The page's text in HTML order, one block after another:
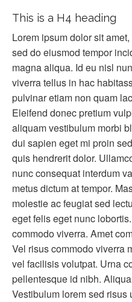
This is a H4 heading
Lorem ipsum dolor sit
sed do eiusmod tempor
magna aliqua. Id eu nisl
viverra tellus in hac
pulvinar etiam non quam
Eleifend donec pretium
aliquam vestibulum morbi
dui sapien eget mi proin
quis hendrerit dolor.
nunc consequat interdum
metus dictum at tempor.
molestie ac feugiat sed
eget felis eget nunc
commodo viverra. Amet
Vel risus commodo viverra
vel facilisis volutpat. Urna
pellentesque id nibh.
Vestibulum lorem sed risus